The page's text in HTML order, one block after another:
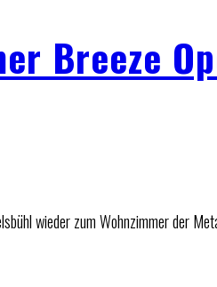
Breeze
wieder zum Wohnzimmer der